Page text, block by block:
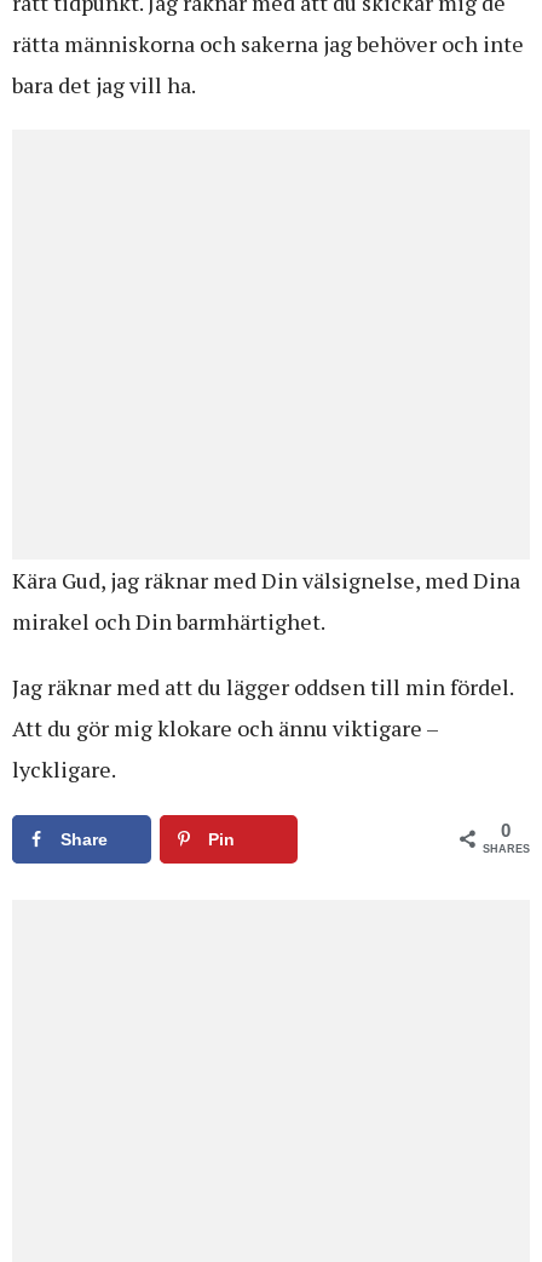
rätta människorna och sakerna jag behöver och inte
bara det jag vill ha.
Kära Gud, jag räknar med Din välsignelse, med Dina
mirakel och Din barmhärtighet.
Jag räknar med att du lägger oddsen till min fördel.
Att du gör mig klokare och ännu viktigare –
lyckligare.
Share Pin 0
SHARES